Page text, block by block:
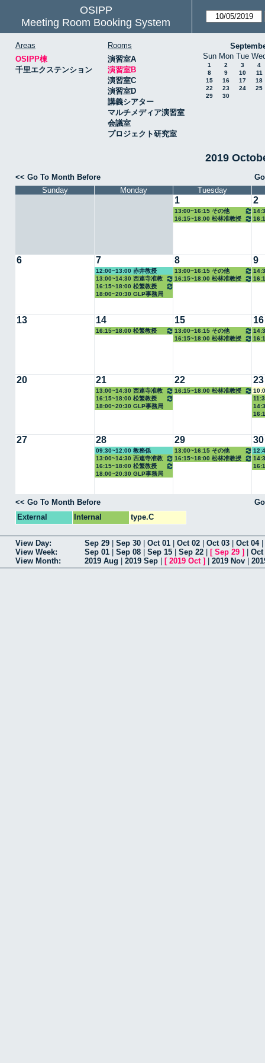
OSIPP
Meeting Room Booking System
Areas
OSIPP棟
千里エクステンション
Rooms
演習室A
演習室B
演習室C
演習室D
講義シアター
マルチメディア演習室
会議室
プロジェクト研究室
Sun Mon Tue
1 2 3
4
8
9 10
11
15
16 17
18
22
23 24
25
29
30
2019
<< Go To Month Before
Sunday
Monday Tuesday
1
13:00~16:15 その他
16:15~18:00 松林准教授
2
6 7
12:00~13:00 赤井教授
13:00~14:30 西連寺准教
授
16:15~18:00 松繁教授
18:00~20:30 GLP事務局
8
13:00~16:15 その他
16:15~18:00 松林准教授
9
13 14
16:15~18:00 松繁教授
15
13:00~16:15 その他
16:15~18:00 松林准教授
16
20 21
13:00~14:30 西連寺准教
授
16:15~18:00 松繁教授
18:00~20:30 GLP事務局
22
16:15~18:00 松林准教授
23
27 28
09:30~12:00 教務係
13:00~14:30 西連寺准教
授
16:15~18:00 松繁教授
18:00~20:30 GLP事務局
29
13:00~16:15 その他
16:15~18:00 松林准教授
30
<< Go To Month Before
External
Internal type.C
View Day: Sep 29 Sep 30 Oct 01 Oct 02 Oct 03 Oct 04|
View Week:
Sep 01 Sep 08 Sep 15 Sep 22 [ Sep 29 ]
Oct
View Month:
2019 Aug 2019 Sep [ 2019 Oct ] 2019 Nov